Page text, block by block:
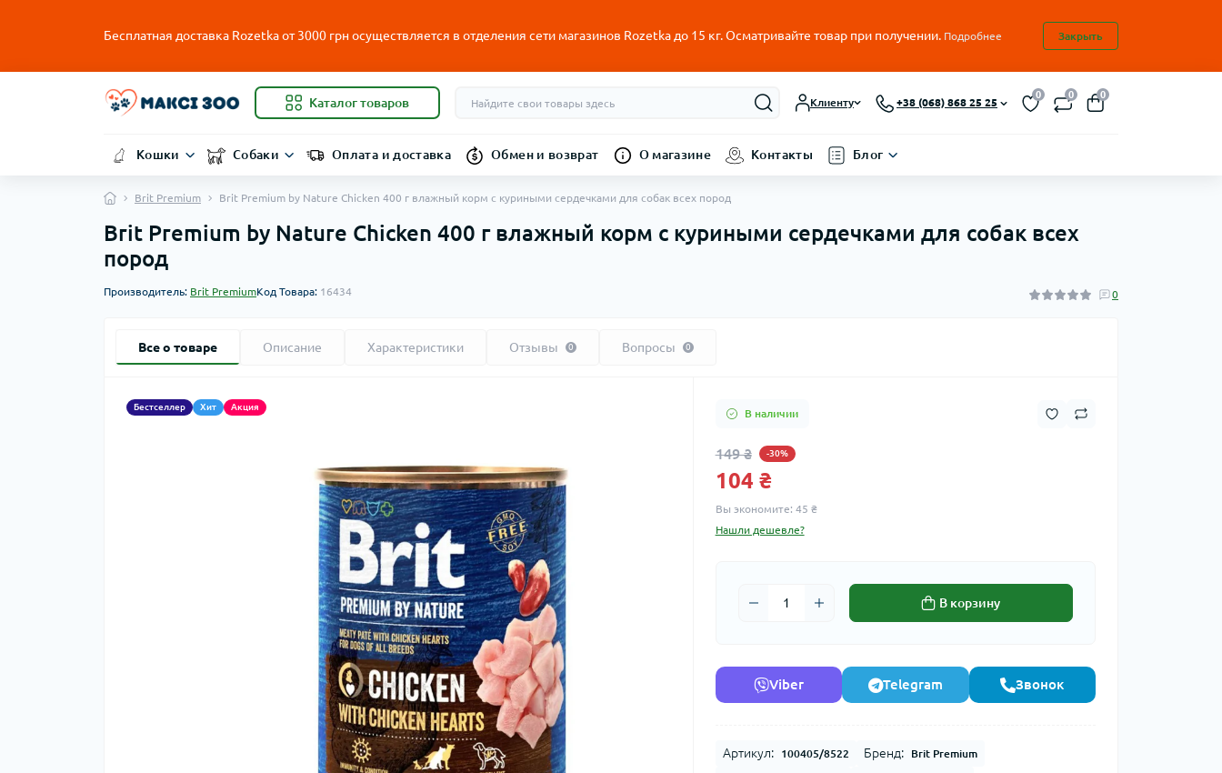
Бесплатная доставка Rozetka от3000 грн осуществляется в отделения сети магазинов Rozetka до 15 кг. Осматривайте товар при получении. Подробнее Закрыть
Каталог товаров Клиенту +38 (068) 868 25 25
0 0 0
Кошки Собаки Оплата и доставка Обмен и возврат О магазине Контакты Блог
Brit Premium Brit Premium by Nature Chicken 400 г влажный корм с куриными сердечками для собак всех пород
Brit Premium by Nature Chicken 400 г влажный корм с куриными сердечками для собак всех
пород
Производитель: Brit PremiumКод Товара: 16434 0
Все о товаре Описание Характеристики Отзывы 0 Вопросы 0
Бестселлер Хит Акция
В наличии
149 ₴ -30%
104 ₴
Вы экономите: 45 ₴
Нашли дешевле?
В корзину
Viber Telegram Звонок
Артикул: 100405/8522 Бренд: Brit Premium